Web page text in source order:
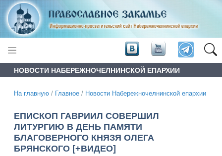
НОВОСТИ НАБЕРЕЖНОЧЕЛНИНСКОЙ ЕПАРХИИ
На главную / Главное / Новости Набережночелнинской епархии
ЕПИСКОП ГАВРИИЛ СОВЕРШИЛ
ЛИТУРГИЮ В ДЕНЬ ПАМЯТИ
БЛАГОВЕРНОГО КНЯЗЯ ОЛЕГА
БРЯНСКОГО [+ВИДЕО]